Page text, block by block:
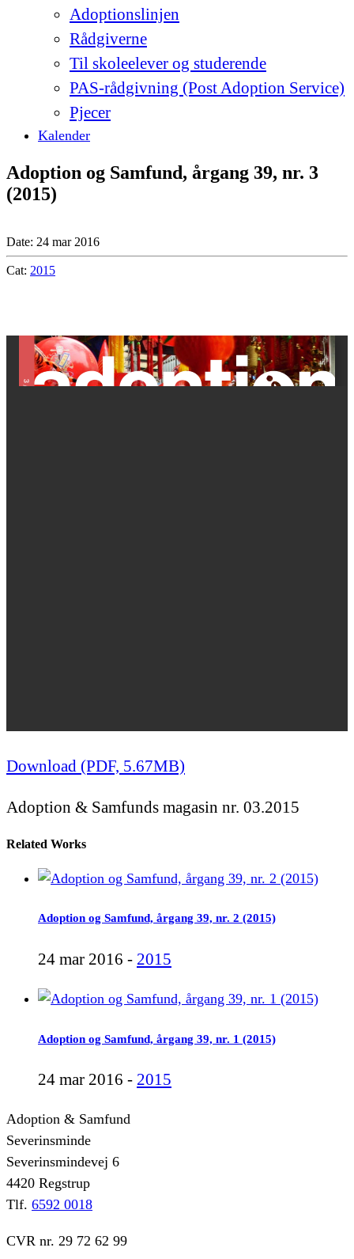
Adoptionslinjen
Rådgiverne
Til skoleelever og studerende
PAS-rådgivning (Post Adoption Service)
Pjecer
Kalender
Adoption og Samfund, årgang 39, nr. 3
(2015)
Date: 24 mar 2016
Cat: 2015
Download (PDF, 5.67MB)
Adoption & Samfunds magasin nr. 03.2015
Related Works
Adoption og Samfund, årgang 39, nr. 2 (2015)
24 mar 2016 - 2015
Adoption og Samfund, årgang 39, nr. 1 (2015)
24 mar 2016 - 2015
Adoption & Samfund
Severinsminde
Severinsmindevej 6
4420 Regstrup
Tlf. 6592 0018
CVR nr. 29 72 62 99